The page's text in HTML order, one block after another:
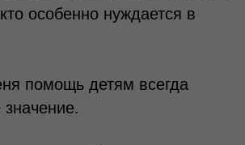
особенно нуждается в
помощь детям всегда